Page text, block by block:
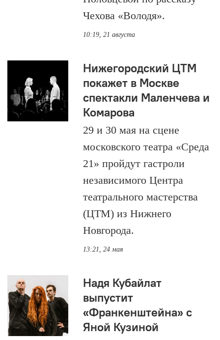
Чехова «Володя».
10:19, 21 августа
Нижегородский ЦТМ
покажет в Москве
спектакли Маленчева и
Комарова
29 и 30 мая на сцене
московского театра «Среда
21» пройдут гастроли
независимого Центра
театрального мастерства
(ЦТМ) из Нижнего
Новгорода.
13:21, 24 мая
Надя Кубайлат
выпустит
«Франкенштейна» с
Яной Кузиной